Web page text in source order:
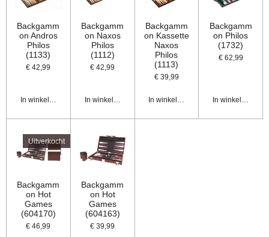
Backgamm
on Andros
Philos
(1133)
€ 42,99
In winkelwagen
Backgamm
on Naxos
Philos
(1112)
€ 42,99
In winkelwagen
Backgamm
on Kassette
Naxos
Philos
(1113)
€ 39,99
In winkelwagen
Backgamm
on Philos
(1732)
€ 62,99
In winkelwagen
Uitverkocht
Backgamm
on Hot
Games
(604170)
€ 46,99
Backgamm
on Hot
Games
(604163)
€ 39,99